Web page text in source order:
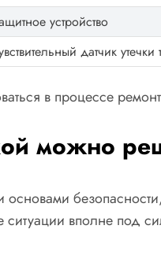
устройство
датчик утечки
в процессе
можно
вполне под